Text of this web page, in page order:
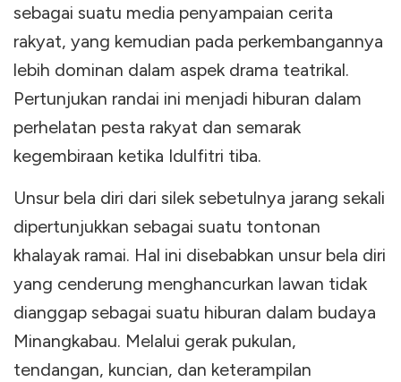
sebagai suatu media penyampaian cerita
rakyat, yang kemudian pada perkembangannya
lebih dominan dalam aspek drama teatrikal.
Pertunjukan randai ini menjadi hiburan dalam
perhelatan pesta rakyat dan semarak
kegembiraan ketika Idulfitri tiba.
Unsur bela diri dari silek sebetulnya jarang sekali
dipertunjukkan sebagai suatu tontonan
khalayak ramai. Hal ini disebabkan unsur bela diri
yang cenderung menghancurkan lawan tidak
dianggap sebagai suatu hiburan dalam budaya
Minangkabau. Melalui gerak pukulan,
tendangan, kuncian, dan keterampilan